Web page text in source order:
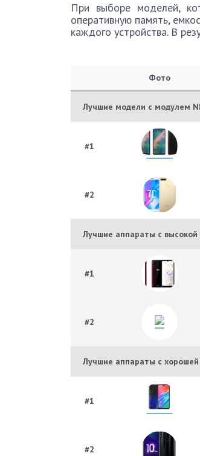
При выборе моделей,
оперативную память,
каждого устройства. В
Фото
Лучшие модели с модулем
#1
#2
Лучшие аппараты с
#1
#2
Лучшие аппараты с
#1
#2